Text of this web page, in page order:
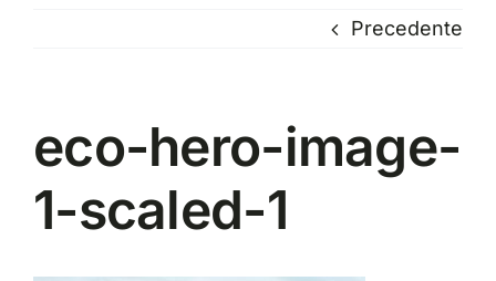
Settori
Precedente
eco-hero-image-
1-scaled-1